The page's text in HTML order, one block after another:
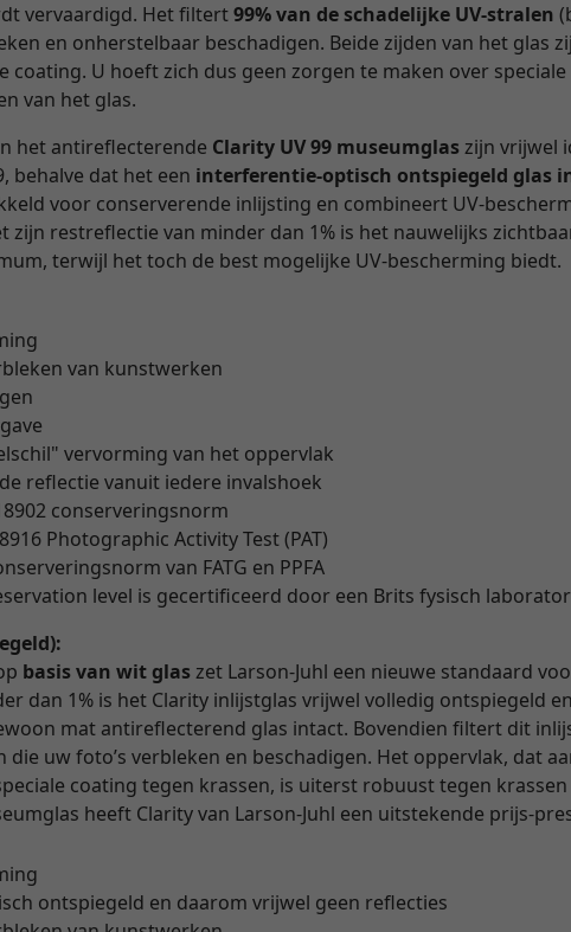
vervaardigd. Het filtert99% van de schadelijke UV-stralen
en onherstelbaar beschadigen. Beide zijden van het glas
coating. U hoeft zich dus geen zorgen te maken over
van het glas.
het antireflecterende Clarity UV 99 museumglaszijn vrijwel
behalve dat het een interferentie-optisch ontspiegeld glas
voor conserverende inlijsting en combineert UV-
zijn restreflectie van minder dan 1% is het nauwelijks
terwijl het toch de best mogelijke UV-bescherming biedt.
van kunstwerken
vervorming van het oppervlak
reflectie vanuit iedere invalshoek
conserveringsnorm
Photographic Activity Test (PAT)
van FATG en PPFA
level is gecertificeerd door een Brits fysisch
basis van wit glaszet Larson-Juhl een nieuwe standaard
dan 1% is het Clarity inlijstglas vrijwel volledig ontspiegeld
mat antireflecterend glas intact. Bovendien filtert dit
die uw foto’s verbleken en beschadigen. Het oppervlak, dat
coating tegen krassen, is uiterst robuust tegen
heeft Clarity van Larson-Juhl een uitstekende prijs-
ontspiegeld en daarom vrijwel geen reflecties